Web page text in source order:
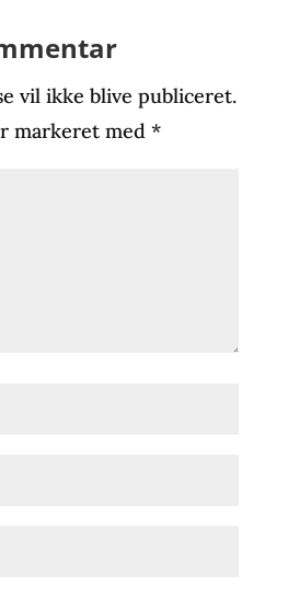
vil ikke blive publiceret.
markeret med *